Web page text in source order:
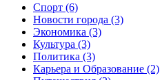
Спорт (6)
Новости города (3)
Экономика (3)
Культура (3)
Политика (3)
Карьера и Образование (2)